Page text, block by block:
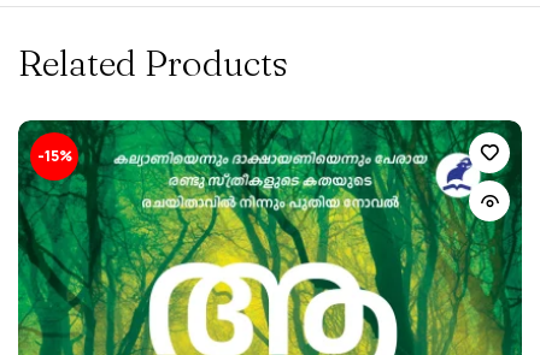
Related Products
-15%